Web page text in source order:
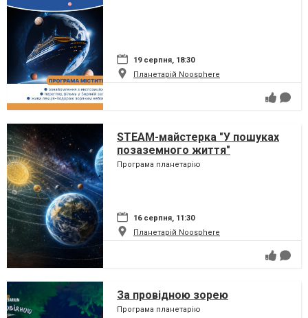
19 серпня, 18:30
Планетарій Noosphere
STEAM-майстерка "У пошуках
позаземного життя"
Програма планетарію
16 серпня, 11:30
Планетарій Noosphere
За провідною зорею
Програма планетарію